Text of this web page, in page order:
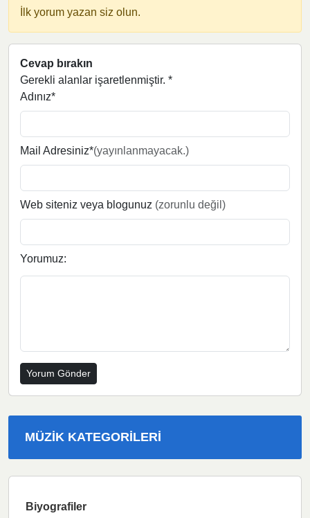
İlk yorum yazan siz olun.
Cevap bırakın
Gerekli alanlar işaretlenmiştir. *
Adınız*
Mail Adresiniz*(yayınlanmayacak.)
Web siteniz veya blogunuz (zorunlu değil)
Yorumuz:
MÜZIK KATEGORILERI
Biyografiler